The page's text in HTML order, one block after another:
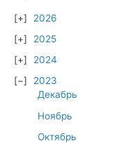
2026
2025
2024
2023
Декабрь
Ноябрь
Октябрь